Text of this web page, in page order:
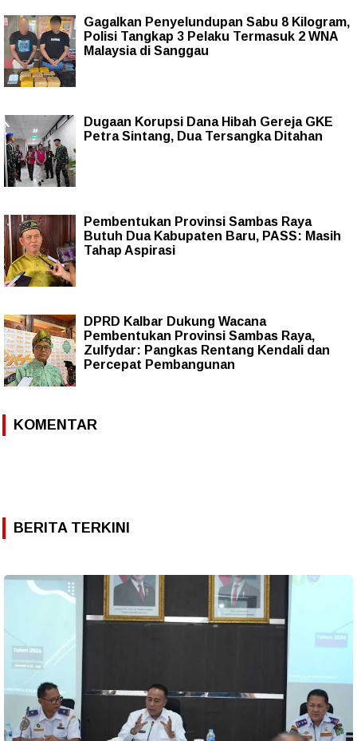
Gagalkan Penyelundupan Sabu 8 Kilogram,
Polisi Tangkap 3 Pelaku Termasuk 2 WNA
Malaysia di Sanggau
Dugaan Korupsi Dana Hibah Gereja GKE
Petra Sintang, Dua Tersangka Ditahan
Pembentukan Provinsi Sambas Raya
Butuh Dua Kabupaten Baru, PASS: Masih
Tahap Aspirasi
DPRD Kalbar Dukung Wacana
Pembentukan Provinsi Sambas Raya,
Zulfydar: Pangkas Rentang Kendali dan
Percepat Pembangunan
KOMENTAR
BERITA TERKINI